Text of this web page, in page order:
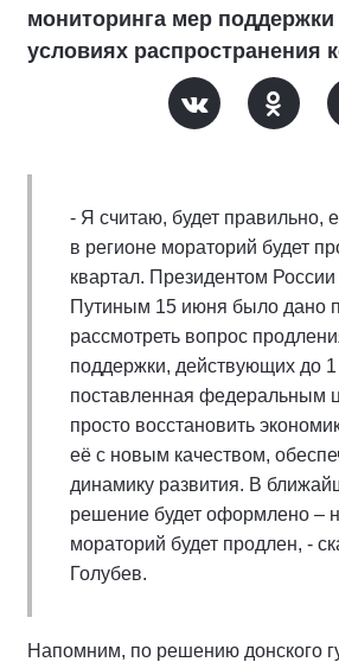
мониторинга мер поддержки
условиях распространения
- Я считаю, будет правильно,
в регионе мораторий будет
квартал. Президентом
Путиным 15 июня было дано
рассмотреть вопрос
поддержки, действующих до
поставленная федеральным
просто восстановить
её с новым качеством,
динамику развития. В
решение будет оформлено –
мораторий будет продлен, -
Голубев.
Напомним, по решению донского